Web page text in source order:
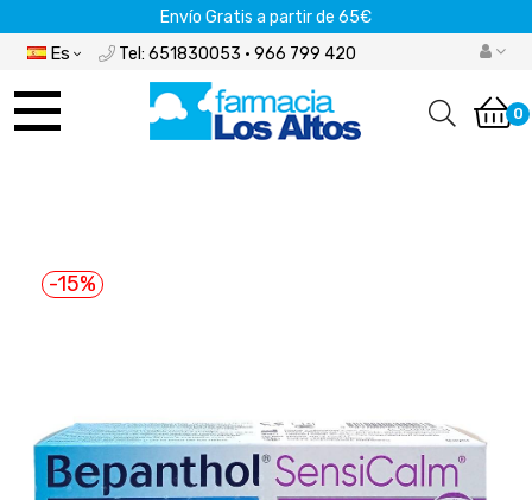
Envío Gratis a partir de 65€
Es Tel: 651830053 · 966 799 420
Navegación 0
-15%